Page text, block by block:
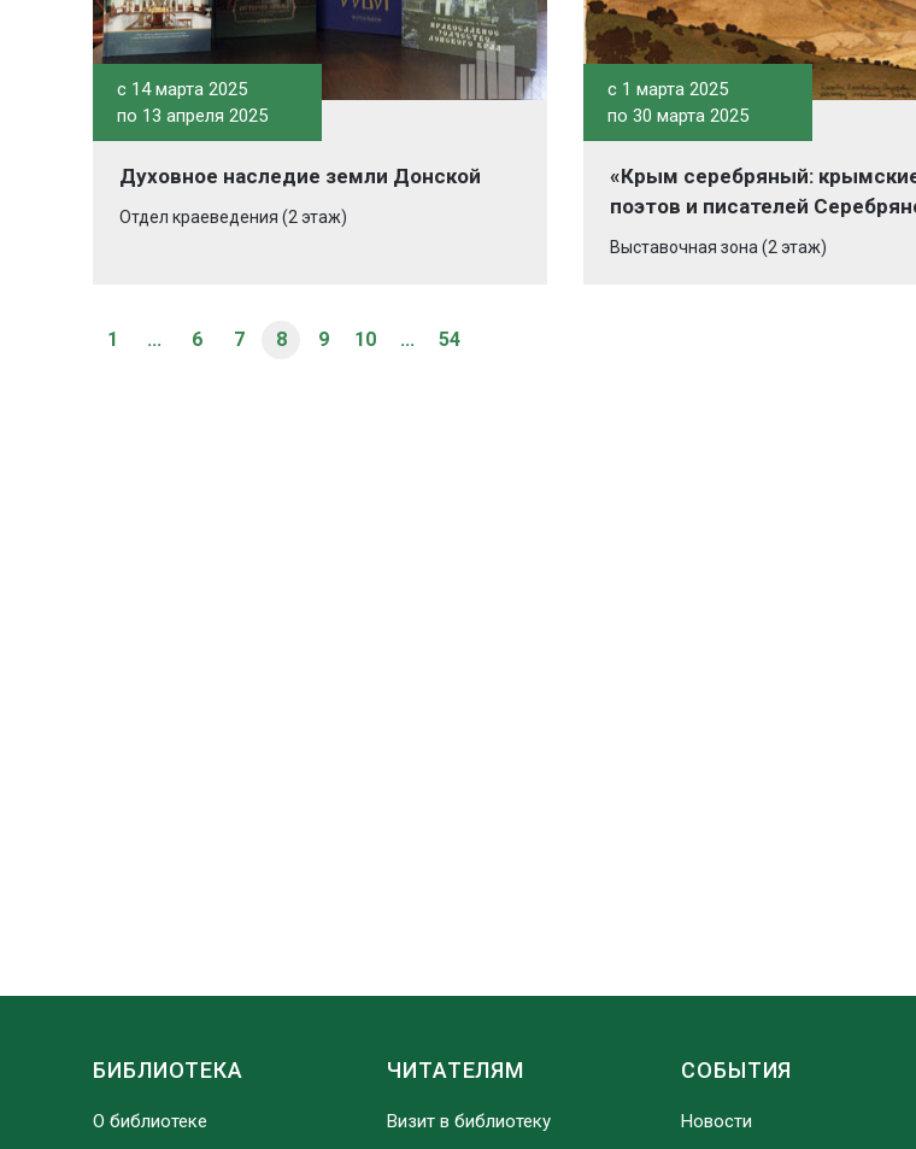
c 14 марта 2025
по 13 апреля 2025
Духовное наследие земли Донской
Отдел краеведения (2 этаж)
c 1 марта 2025
по 30 марта 2025
«Крым серебряный:
поэтов и писателей
Выставочная зона (2 этаж)
1 ... 6 7 8 9 10 ... 54
БИБЛИОТЕКА
О библиотеке
ЧИТАТЕЛЯМ
Визит в библиотеку
СОБЫТИЯ
Новости